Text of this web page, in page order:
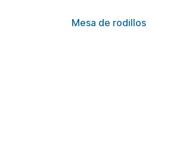
Mesa de rodillos